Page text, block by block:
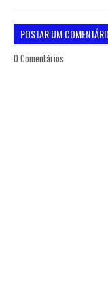
POSTAR UM
0 Comentários